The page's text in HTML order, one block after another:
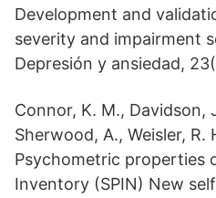
Development and
severity and impairment
Depresión y ansiedad,
Connor, K. M., Davidson,
Sherwood, A., Weisler, R.
Psychometric properties
Inventory (SPIN) New